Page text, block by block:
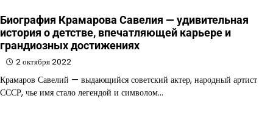
Биография Крамарова Савелия — удивительная
история о детстве, впечатляющей карьере и
грандиозных достижениях
2 октября 2022
Крамаров Савелий — выдающийся советский актер, народный артист
СССР, чье имя стало легендой и символом…